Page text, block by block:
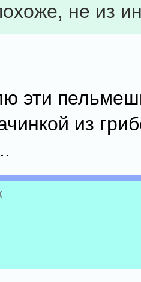
не из
эти
из